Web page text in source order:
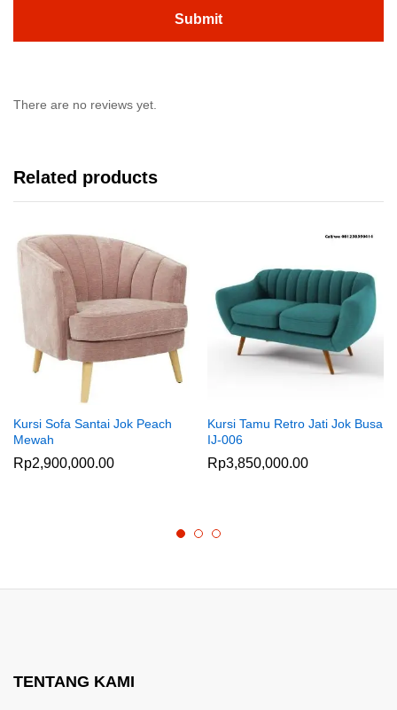
There are no reviews yet.
Related products
Kursi Sofa Santai Jok Peach
Mewah
Rp2,900,000.00
Kursi Tamu Retro Jati Jok Busa
IJ-006
Rp3,850,000.00
TENTANG KAMI